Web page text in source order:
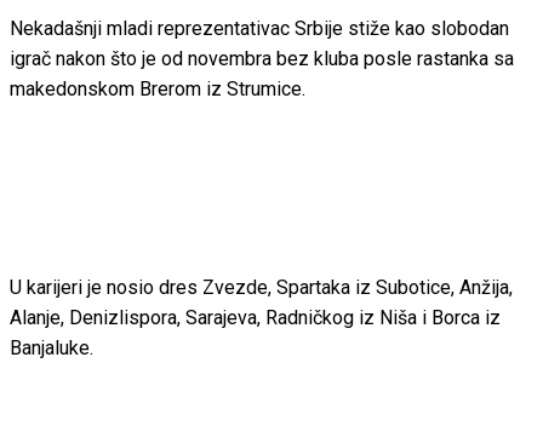
Nekadašnji mladi reprezentativac Srbije stiže kao slobodan
igrač nakon što je od novembra bez kluba posle rastanka sa
makedonskom Brerom iz Strumice.
U karijeri je nosio dres Zvezde, Spartaka iz Subotice, Anžija,
Alanje, Denizlispora, Sarajeva, Radničkog iz Niša i Borca iz
Banjaluke.